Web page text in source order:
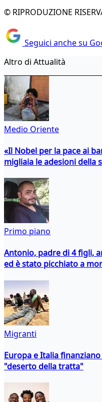
© RIPRODUZIONE
Seguici anche su
Altro di Attualità
Medio Oriente
«Il Nobel per la pace ai
migliaia le adesioni della
Primo piano
Antonio, padre di 4 figli,
ed è stato picchiato a
Migranti
Europa e Italia
"deserto della tratta"